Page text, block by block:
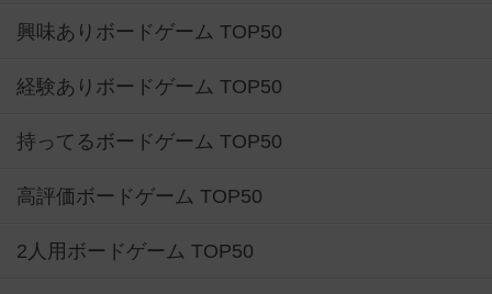
興味ありボードゲーム TOP50
経験ありボードゲーム TOP50
持ってるボードゲーム TOP50
高評価ボードゲーム TOP50
2人用ボードゲーム TOP50